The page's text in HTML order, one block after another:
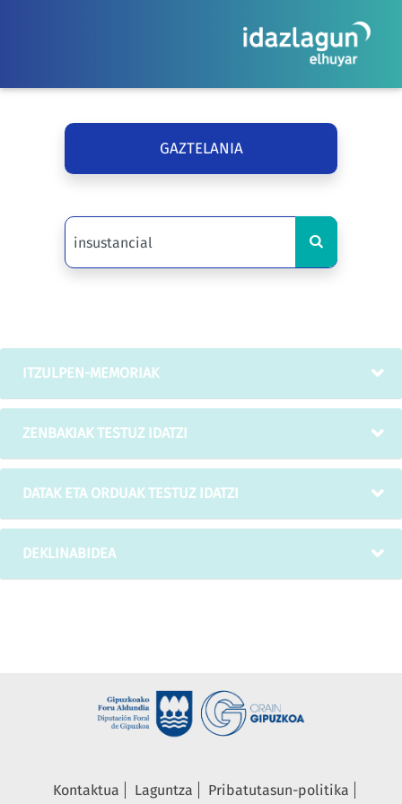
GAZTELANIA
ITZULPEN-MEMORIAK
ZENBAKIAK TESTUZ IDATZI
DATAK ETA ORDUAK TESTUZ IDATZI
DEKLINABIDEA
Kontaktua Laguntza
Pribatutasun-politika